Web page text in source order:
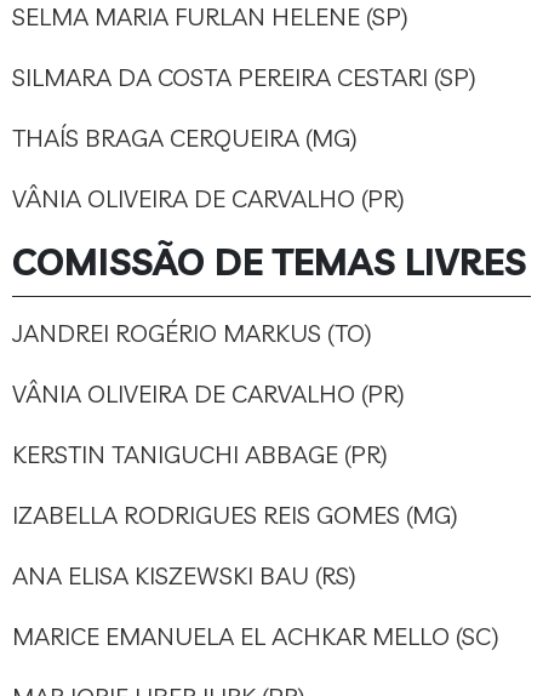
SELMA MARIA FURLAN HELENE (SP)
SILMARA DA COSTA PEREIRA CESTARI (SP)
THAÍS BRAGA CERQUEIRA (MG)
VÂNIA OLIVEIRA DE CARVALHO (PR)
COMISSÃO DE TEMAS LIVRES
JANDREI ROGÉRIO MARKUS (TO)
VÂNIA OLIVEIRA DE CARVALHO (PR)
KERSTIN TANIGUCHI ABBAGE (PR)
IZABELLA RODRIGUES REIS GOMES (MG)
ANA ELISA KISZEWSKI BAU (RS)
MARICE EMANUELA EL ACHKAR MELLO (SC)